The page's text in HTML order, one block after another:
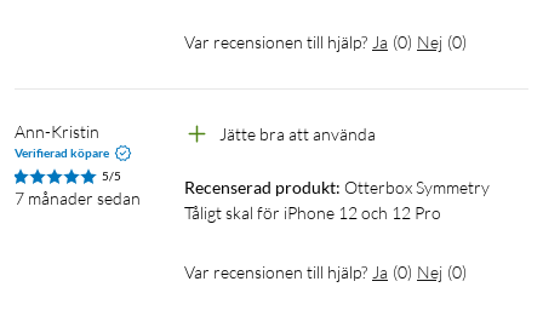
Var recensionen till hjälp? Ja (0) Nej (0)
Ann-Kristin
Verifierad köpare
5/5
7 månader sedan
Jätte bra att använda
Recenserad produkt: Otterbox Symmetry
Tåligt skal för iPhone 12 och 12 Pro
Var recensionen till hjälp? Ja (0) Nej (0)